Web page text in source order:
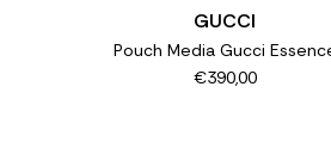
GUCCI
Pouch Media Gucci
€390,00